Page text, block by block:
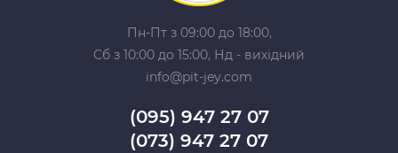
Пн-Пт з 09:00 до 18:00,
Сб з 10:00 до 15:00, Нд - вихідний
info@pit-jey.com
(095) 947 27 07
(073) 947 27 07